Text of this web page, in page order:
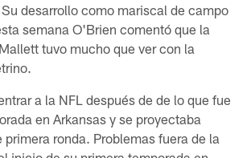
desarrollo como mariscal de campo
semana O'Brien comentó que la
tuvo mucho que ver con la
a la NFL después de de lo que fue
en Arkansas y se proyectaba
ronda. Problemas fuera de la